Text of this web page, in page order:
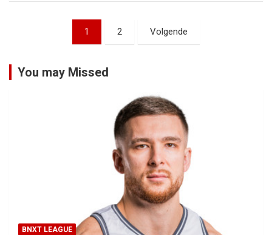
Berichtnavigatie
1 2 Volgende
You may Missed
BNXT LEAGUE